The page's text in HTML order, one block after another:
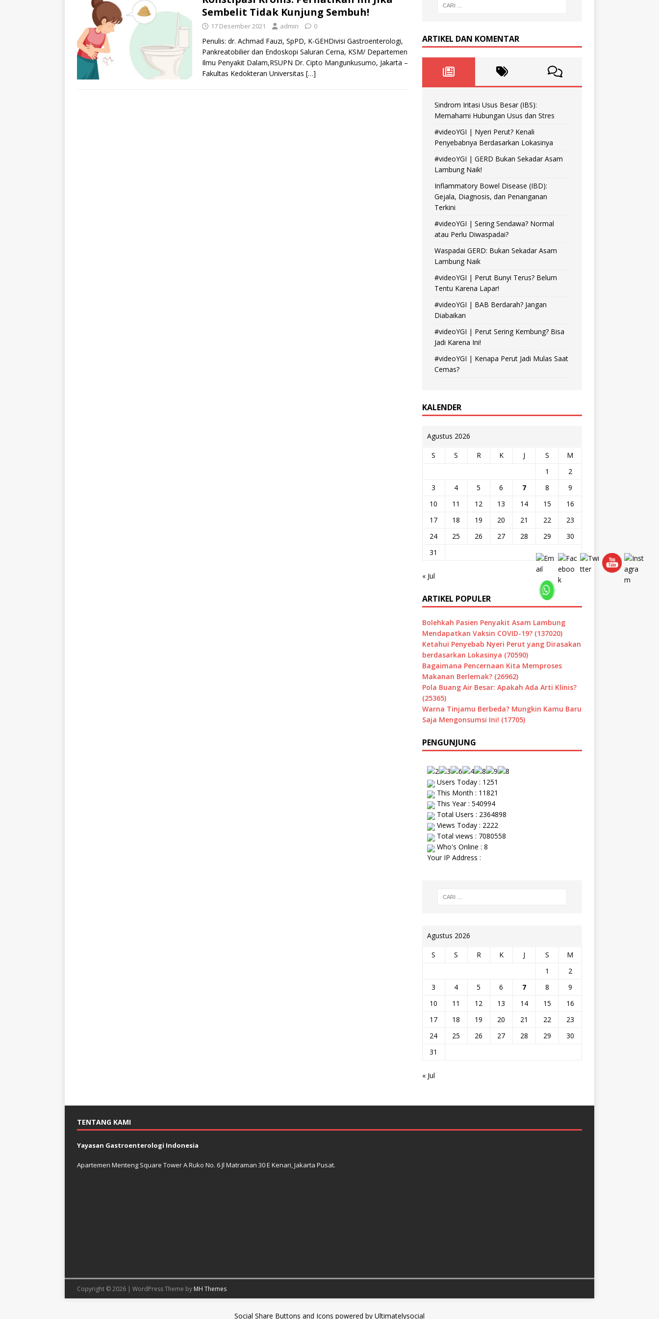
Sembelit Tidak Kunjung Sembuh!
17 Desember 2021 admin 0
Penulis: dr. Achmad Fauzi, SpPD, K-GEHDivisi Gastroenterologi,
Pankreatobilier dan Endoskopi Saluran Cerna, KSM/ Departemen
Ilmu Penyakit Dalam,RSUPN Dr. Cipto Mangunkusumo, Jakarta –
Fakultas Kedokteran Universitas […]
ARTIKEL DAN KOMENTAR
Sindrom Iritasi Usus Besar (IBS):
Memahami Hubungan Usus dan Stres
#videoYGI | Nyeri Perut? Kenali
Penyebabnya Berdasarkan Lokasinya
#videoYGI | GERD Bukan Sekadar Asam
Lambung Naik!
Inflammatory Bowel Disease (IBD):
Gejala, Diagnosis, dan Penanganan
Terkini
#videoYGI | Sering Sendawa? Normal
atau Perlu Diwaspadai?
Waspadai GERD: Bukan Sekadar Asam
Lambung Naik
#videoYGI | Perut Bunyi Terus? Belum
Tentu Karena Lapar!
#videoYGI | BAB Berdarah? Jangan
Diabaikan
#videoYGI | Perut Sering Kembung? Bisa
Jadi Karena Ini!
#videoYGI | Kenapa Perut Jadi Mulas Saat
Cemas?
KALENDER
Agustus 2026
S S R K J S
M
1
2
3
4 5 6 7 8
9
10
11 12 13 14 15
16
17
18 19 20 21 22
23
24
25 26 27 28 29
30
31
« Jul
ARTIKEL POPULER
Bolehkah Pasien Penyakit Asam Lambung
Mendapatkan Vaksin COVID-19? (137020)
Ketahui Penyebab Nyeri Perut yang Dirasakan
berdasarkan Lokasinya (70590)
Bagaimana Pencernaan Kita Memproses
Makanan Berlemak? (26962)
Pola Buang Air Besar: Apakah Ada Arti Klinis?
(25365)
Warna Tinjamu Berbeda? Mungkin Kamu Baru
Saja Mengonsumsi Ini! (17705)
PENGUNJUNG
Users Today : 1251
This Month : 11821
This Year : 540994
Total Users : 2364898
Views Today : 2222
Total views : 7080558
Who's Online : 8
Your IP Address :
Agustus 2026
S S R K J S
M
1
2
3
4 5 6 7 8
9
10
11 12 13 14 15
16
17
18 19 20 21 22
23
24
25 26 27 28 29
30
31
« Jul
TENTANG KAMI
Yayasan Gastroenterologi Indonesia
Apartemen Menteng Square Tower A Ruko No. 6 Jl Matraman 30 E Kenari, Jakarta Pusat.
Copyright © 2026 | WordPress Theme by MH Themes
Social Share Buttons and Icons powered by Ultimatelysocial